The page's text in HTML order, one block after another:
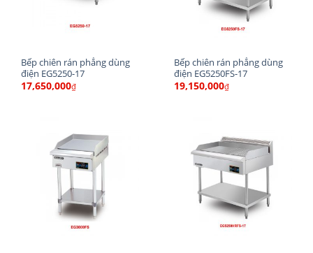
Hệ thống đèn báo, dây nguồn đạt tiêu chuẩn an
toàn điện châu Âu.
Thông số kỹ thuật của bếp chiên rán
phẳng dùng điện EG5250HR-17
Danh mục:Bếp chiên rán dùng điện
Kích thước sản phẩm: 900 x 790 x 455 (mm)
Kích thước đóng kiện: 955 x 845 x 445 (mm)
Trọng lượng: 62 Kg
Bếp chiên rán phẳng dùng
điện EG5250-17
17,650,000₫
Bếp chiên rán phẳng dùng
điện EG5250FS-17
19,150,000₫